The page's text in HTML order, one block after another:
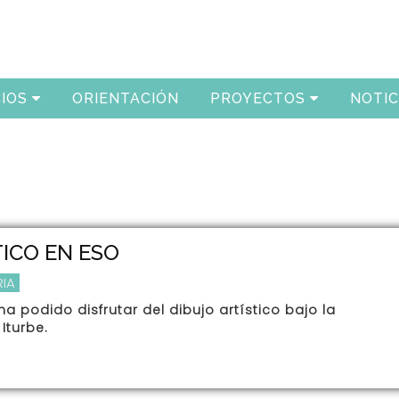
ORIENTACIÓN PROYECTOS
EN ESO
ha podido disfrutar del dibujo artístico bajo la